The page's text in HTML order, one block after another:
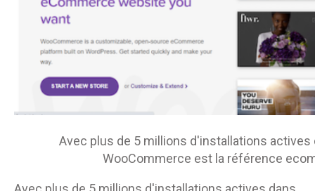
Avec plus de 5 millions d'installations actives
WooCommerce est la référence